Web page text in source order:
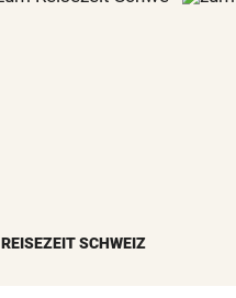
REISEZEIT SCHWEIZ